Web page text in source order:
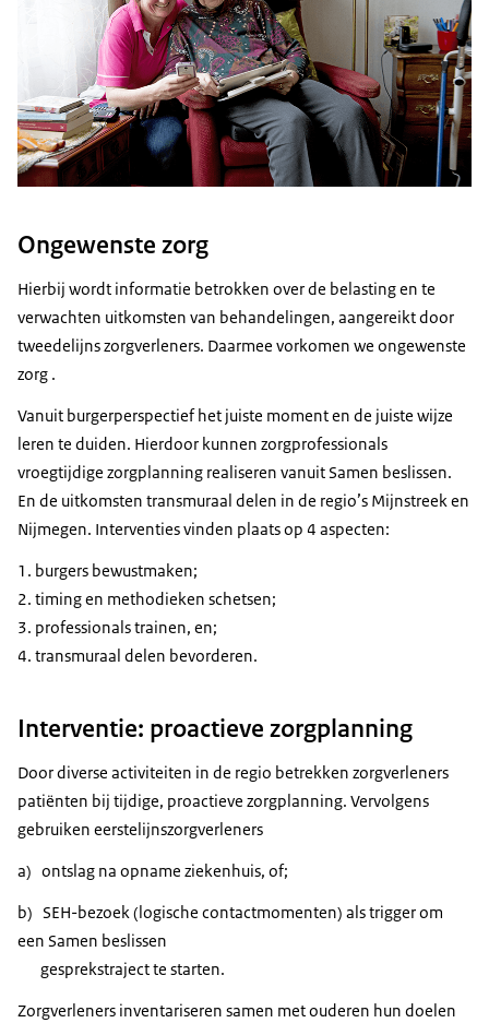
Ongewenste zorg
Hierbij wordt informatie betrokken over de belasting en te
verwachten uitkomsten van behandelingen, aangereikt door
tweedelijns zorgverleners. Daarmee vorkomen we ongewenste
zorg .
Vanuit burgerperspectief het juiste moment en de juiste wijze
leren te duiden. Hierdoor kunnen zorgprofessionals
vroegtijdige zorgplanning realiseren vanuit Samen beslissen.
En de uitkomsten transmuraal delen in de regio’s Mijnstreek en
Nijmegen. Interventies vinden plaats op 4 aspecten:
burgers bewustmaken;
timing en methodieken schetsen;
professionals trainen, en;
transmuraal delen bevorderen.
Interventie: proactieve zorgplanning
Door diverse activiteiten in de regio betrekken zorgverleners
patiënten bij tijdige, proactieve zorgplanning. Vervolgens
gebruiken eerstelijnszorgverleners
a) ontslag na opname ziekenhuis, of;
b) SEH-bezoek (logische contactmomenten) als trigger om
een Samen beslissen
gesprekstraject te starten.
Zorgverleners inventariseren samen met ouderen hun doelen